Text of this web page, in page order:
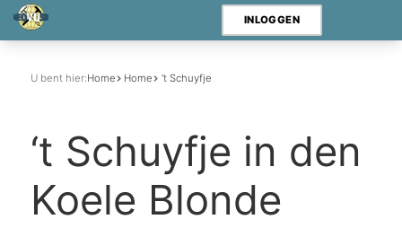
INLOGGEN
U bent hier:Home Home ‘t Schuyfje
‘t Schuyfje in den
Koele Blonde